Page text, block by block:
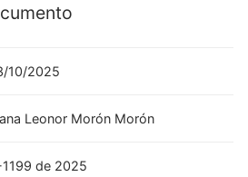
10/2025
Leonor Morón Morón
1199 de 2025